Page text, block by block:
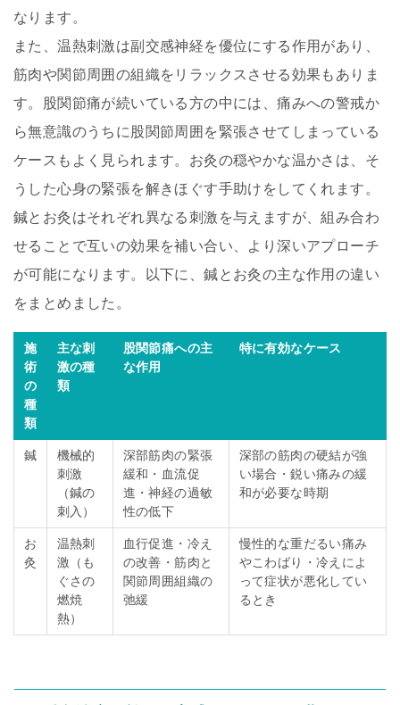
なります。
また、温熱刺激は副交感神経を優位にする作用があり、
筋肉や関節周囲の組織をリラックスさせる効果もありま
す。股関節痛が続いている方の中には、痛みへの警戒か
ら無意識のうちに股関節周囲を緊張させてしまっている
ケースもよく見られます。お灸の穏やかな温かさは、そ
うした心身の緊張を解きほぐす手助けをしてくれます。
鍼とお灸はそれぞれ異なる刺激を与えますが、組み合わ
せることで互いの効果を補い合い、より深いアプローチ
が可能になります。以下に、鍼とお灸の主な作用の違い
をまとめました。
施
術
の
種
類
主な刺
激の種
類
股関節痛への主
な作用
特に有効なケース
鍼
機械的
刺激
（鍼の
刺入）
深部筋肉の緊張
緩和・血流促
進・神経の過敏
性の低下
深部の筋肉の硬結が強
い場合・鋭い痛みの緩
和が必要な時期
お
灸
温熱刺
激（も
ぐさの
燃焼
熱）
血行促進・冷え
の改善・筋肉と
関節周囲組織の
弛緩
慢性的な重だるい痛み
やこわばり・冷えによ
って症状が悪化してい
るとき